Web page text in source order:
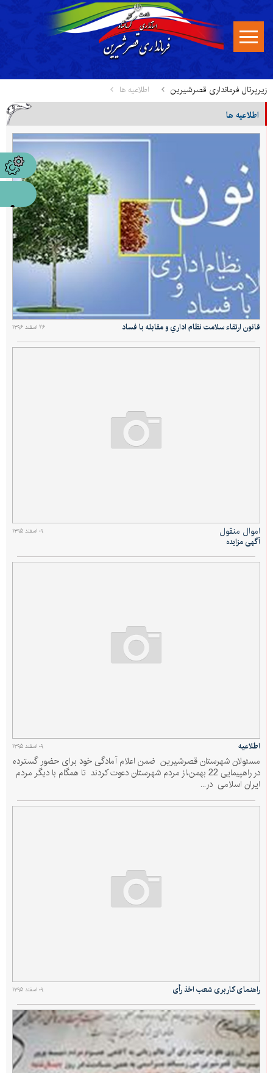
زیرپرتال فرمانداری قصرشیرین اطلاعیه ها
اطلاعیه ها
۲۶ اسفند ۱۳۹۶ قانون ارتقاء سلامت نظام اداري و مقابله با فساد
۰۹ اسفند ۱۳۹۵ اموال منقول
آگهی مزایده
۰۹ اسفند ۱۳۹۵ اطلاعیه
مسئولان شهرستان قصرشیرین ضمن اعلام آمادگی خود برای حضور گسترده
در راهپیمایی 22 بهمن،از مردم شهرستان دعوت کردند تا همگام با دیگر مردم
ایران اسلامی در...
۰۹ اسفند ۱۳۹۵ راهنمای کاربری شعب اخذ رأی